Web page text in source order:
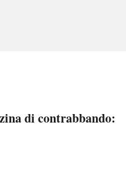
di contrabbando: